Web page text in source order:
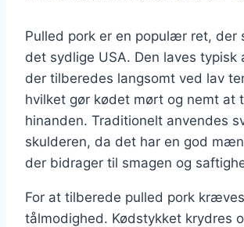
Pulled pork er en populær ret, der
det sydlige USA. Den laves typisk
der tilberedes langsomt ved lav
hvilket gør kødet mørt og nemt at
hinanden. Traditionelt anvendes
skulderen, da det har en god
der bidrager til smagen og
For at tilberede pulled pork
tålmodighed. Kødstykket krydres